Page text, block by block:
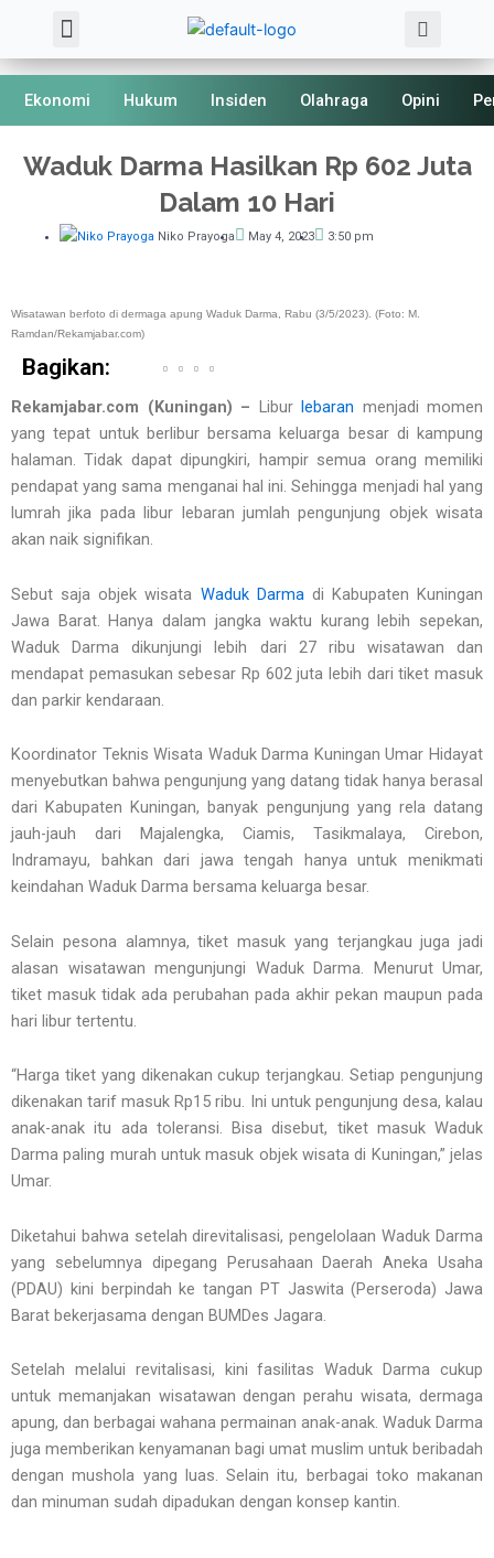
content
Menu
Ekonomi Hukum Insiden Olahraga Opini
Waduk Darma Hasilkan Rp 602 Juta
Dalam 10 Hari
Niko Prayoga May 4, 2023 3:50 pm
Wisatawan berfoto di dermaga apung Waduk Darma, Rabu (3/5/2023). (Foto: M.
Ramdan/Rekamjabar.com)
Bagikan:
Rekamjabar.com (Kuningan) – Libur lebaran menjadi momen
yang tepat untuk berlibur bersama keluarga besar di kampung
halaman. Tidak dapat dipungkiri, hampir semua orang memiliki
pendapat yang sama menganai hal ini. Sehingga menjadi hal yang
lumrah jika pada libur lebaran jumlah pengunjung objek wisata
akan naik signifikan.
Sebut saja objek wisata Waduk Darma di Kabupaten Kuningan
Jawa Barat. Hanya dalam jangka waktu kurang lebih sepekan,
Waduk Darma dikunjungi lebih dari 27 ribu wisatawan dan
mendapat pemasukan sebesar Rp 602 juta lebih dari tiket masuk
dan parkir kendaraan.
Koordinator Teknis Wisata Waduk Darma Kuningan Umar Hidayat
menyebutkan bahwa pengunjung yang datang tidak hanya berasal
dari Kabupaten Kuningan, banyak pengunjung yang rela datang
jauh-jauh dari Majalengka, Ciamis, Tasikmalaya, Cirebon,
Indramayu, bahkan dari jawa tengah hanya untuk menikmati
keindahan Waduk Darma bersama keluarga besar.
Selain pesona alamnya, tiket masuk yang terjangkau juga jadi
alasan wisatawan mengunjungi Waduk Darma. Menurut Umar,
tiket masuk tidak ada perubahan pada akhir pekan maupun pada
hari libur tertentu.
“Harga tiket yang dikenakan cukup terjangkau. Setiap pengunjung
dikenakan tarif masuk Rp15 ribu. Ini untuk pengunjung desa, kalau
anak-anak itu ada toleransi. Bisa disebut, tiket masuk Waduk
Darma paling murah untuk masuk objek wisata di Kuningan,” jelas
Umar.
Diketahui bahwa setelah direvitalisasi, pengelolaan Waduk Darma
yang sebelumnya dipegang Perusahaan Daerah Aneka Usaha
(PDAU) kini berpindah ke tangan PT Jaswita (Perseroda) Jawa
Barat bekerjasama dengan BUMDes Jagara.
Setelah melalui revitalisasi, kini fasilitas Waduk Darma cukup
untuk memanjakan wisatawan dengan perahu wisata, dermaga
apung, dan berbagai wahana permainan anak-anak. Waduk Darma
juga memberikan kenyamanan bagi umat muslim untuk beribadah
dengan mushola yang luas. Selain itu, berbagai toko makanan
dan minuman sudah dipadukan dengan konsep kantin.